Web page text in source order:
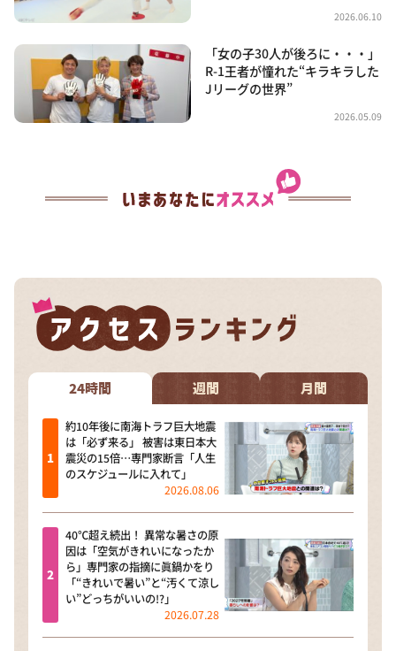
2026.06.10
「女の子30人が後ろに・・・」
R-1王者が憧れた“キラキラした
Jリーグの世界”
2026.05.09
24時間 週間 月間
約10年後に南海トラフ巨大地震
は「必ず来る」 被害は東日本大
震災の15倍…専門家断言「人生
のスケジュールに入れて」
2026.08.06
40℃超え続出！ 異常な暑さの原
因は「空気がきれいになったか
ら」専門家の指摘に眞鍋かをり
「“きれいで暑い”と“汚くて涼し
い”どっちがいいの!?」
2026.07.28